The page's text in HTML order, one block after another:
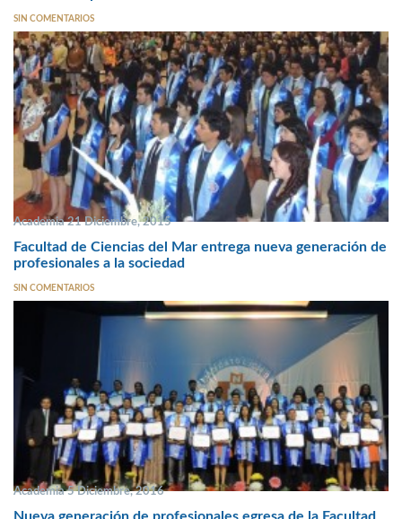
SIN COMENTARIOS
Academia 21 Diciembre, 2015
Facultad de Ciencias del Mar entrega nueva generación de
profesionales a la sociedad
SIN COMENTARIOS
Academia 5 Diciembre, 2016